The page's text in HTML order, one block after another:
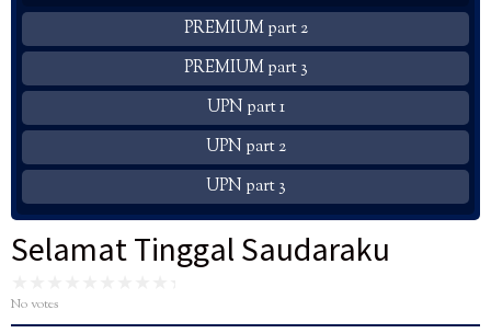
PREMIUM part 2
PREMIUM part 3
UPN part 1
UPN part 2
UPN part 3
Selamat Tinggal Saudaraku
No votes